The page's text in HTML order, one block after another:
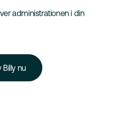
administrationen i din
Billy nu